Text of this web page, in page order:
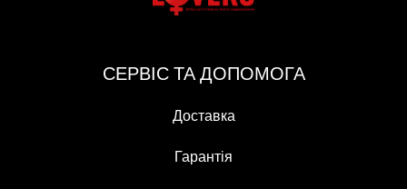
СЕРВІС ТА ДОПОМОГА
Доставка
Гарантія